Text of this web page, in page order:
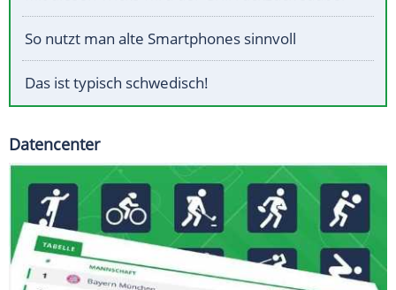
So nutzt man alte Smartphones sinnvoll
Das ist typisch schwedisch!
Datencenter